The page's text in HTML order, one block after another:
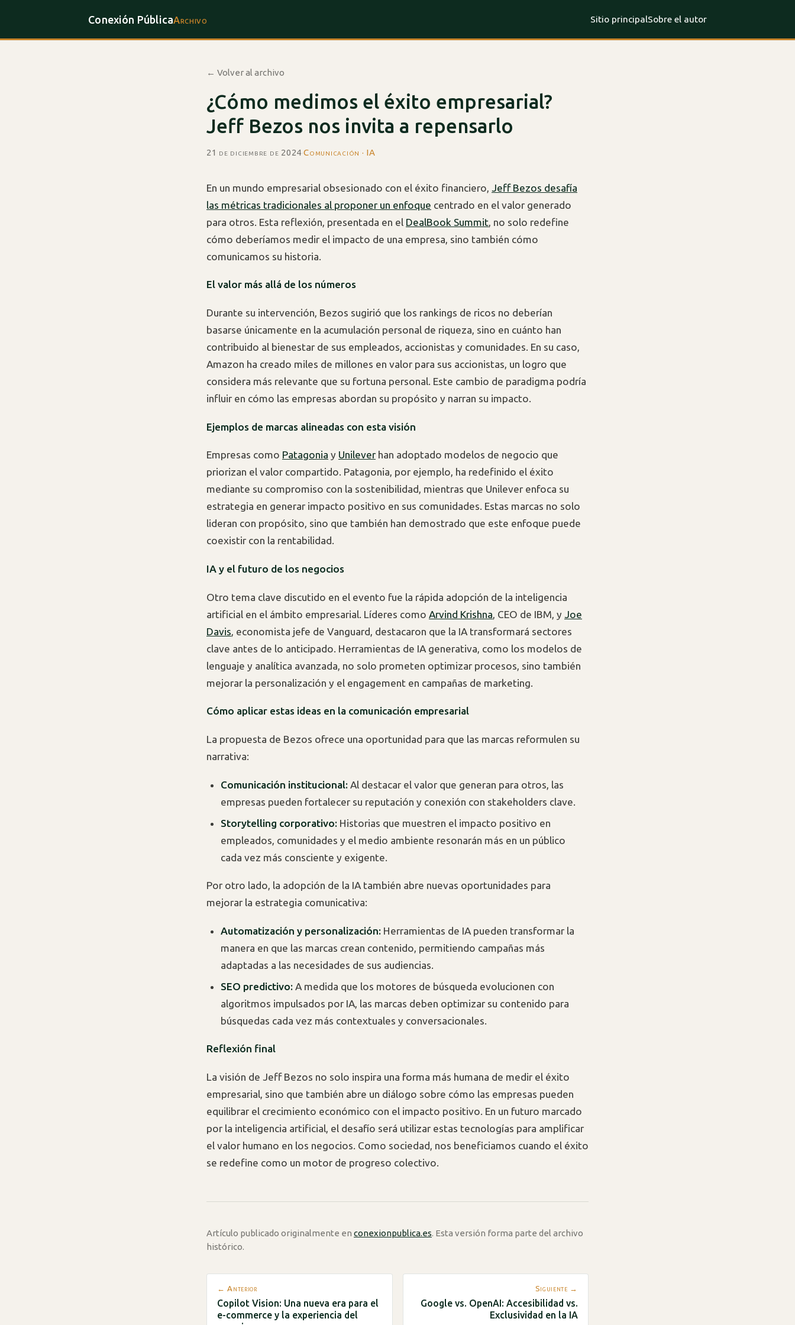
Conexión PúblicaArchivo Sitio principalSobre el autor
← Volver al archivo
¿Cómo medimos el éxito empresarial?
Jeff Bezos nos invita a repensarlo
21 de diciembre de 2024·Comunicación · IA
En un mundo empresarial obsesionado con el éxito financiero,
Jeff Bezos desafía
las métricas tradicionales al proponer un enfoque centrado en el valor generado
para otros. Esta reflexión, presentada en el DealBook Summit , no solo redefine
cómo deberíamos medir el impacto de una empresa, sino también cómo
comunicamos su historia.
El valor más allá de los números
Durante su intervención, Bezos sugirió que los rankings de ricos no deberían
basarse únicamente en la acumulación personal de riqueza, sino en cuánto han
contribuido al bienestar de sus empleados, accionistas y comunidades. En su caso,
Amazon ha creado miles de millones en valor para sus accionistas, un logro que
considera más relevante que su fortuna personal. Este cambio de paradigma podría
influir en cómo las empresas abordan su propósito y narran su impacto.
Ejemplos de marcas alineadas con esta visión
Empresas como Patagonia y Unilever han adoptado modelos de negocio que
priorizan el valor compartido. Patagonia, por ejemplo, ha redefinido el éxito
mediante su compromiso con la sostenibilidad, mientras que Unilever enfoca su
estrategia en generar impacto positivo en sus comunidades. Estas marcas no solo
lideran con propósito, sino que también han demostrado que este enfoque puede
coexistir con la rentabilidad.
IA y el futuro de los negocios
Otro tema clave discutido en el evento fue la rápida adopción de la inteligencia
artificial en el ámbito empresarial. Líderes como Arvind Krishna , CEO de IBM, y Joe
Davis , economista jefe de Vanguard, destacaron que la IA transformará sectores
clave antes de lo anticipado. Herramientas de IA generativa, como los modelos de
lenguaje y analítica avanzada, no solo prometen optimizar procesos, sino también
mejorar la personalización y el engagement en campañas de marketing.
Cómo aplicar estas ideas en la comunicación empresarial
La propuesta de Bezos ofrece una oportunidad para que las marcas reformulen su
narrativa:
Comunicación institucional:Al destacar el valor que generan para otros, las
empresas pueden fortalecer su reputación y conexión con stakeholders clave.
Storytelling corporativo:Historias que muestren el impacto positivo en
empleados, comunidades y el medio ambiente resonarán más en un público
cada vez más consciente y exigente.
Por otro lado, la adopción de la IA también abre nuevas oportunidades para
mejorar la estrategia comunicativa:
Automatización y personalización:Herramientas de IA pueden transformar la
manera en que las marcas crean contenido, permitiendo campañas más
adaptadas a las necesidades de sus audiencias.
SEO predictivo:A medida que los motores de búsqueda evolucionen con
algoritmos impulsados por IA, las marcas deben optimizar su contenido para
búsquedas cada vez más contextuales y conversacionales.
Reflexión final
La visión de Jeff Bezos no solo inspira una forma más humana de medir el éxito
empresarial, sino que también abre un diálogo sobre cómo las empresas pueden
equilibrar el crecimiento económico con el impacto positivo. En un futuro marcado
por la inteligencia artificial, el desafío será utilizar estas tecnologías para amplificar
el valor humano en los negocios. Como sociedad, nos beneficiamos cuando el éxito
se redefine como un motor de progreso colectivo.
Artículo publicado originalmente en conexionpublica.es. Esta versión forma parte del archivo
histórico.
← Anterior
Copilot Vision: Una nueva era para el
e-commerce y la experiencia del
Siguiente →
Google vs. OpenAI: Accesibilidad vs.
Exclusividad en la IA